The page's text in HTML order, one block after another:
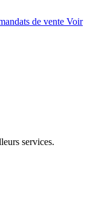
de vente Voir
services.